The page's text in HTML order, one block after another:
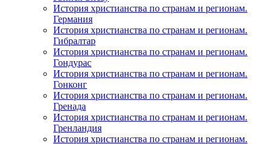
История христианства по странам и регионам.
Германия
История христианства по странам и регионам.
Гибралтар
История христианства по странам и регионам.
Гондурас
История христианства по странам и регионам.
Гонконг
История христианства по странам и регионам.
Гренада
История христианства по странам и регионам.
Гренландия
История христианства по странам и регионам.